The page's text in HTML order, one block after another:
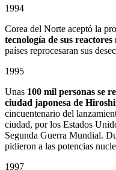
1994
Corea del Norte aceptó la
tecnología de sus reactores
países reprocesaran sus
1995
Unas 100 mil personas se
ciudad japonesa de
cincuentenario del
ciudad, por los Estados
Segunda Guerra Mundial.
pidieron a las potencias
1997